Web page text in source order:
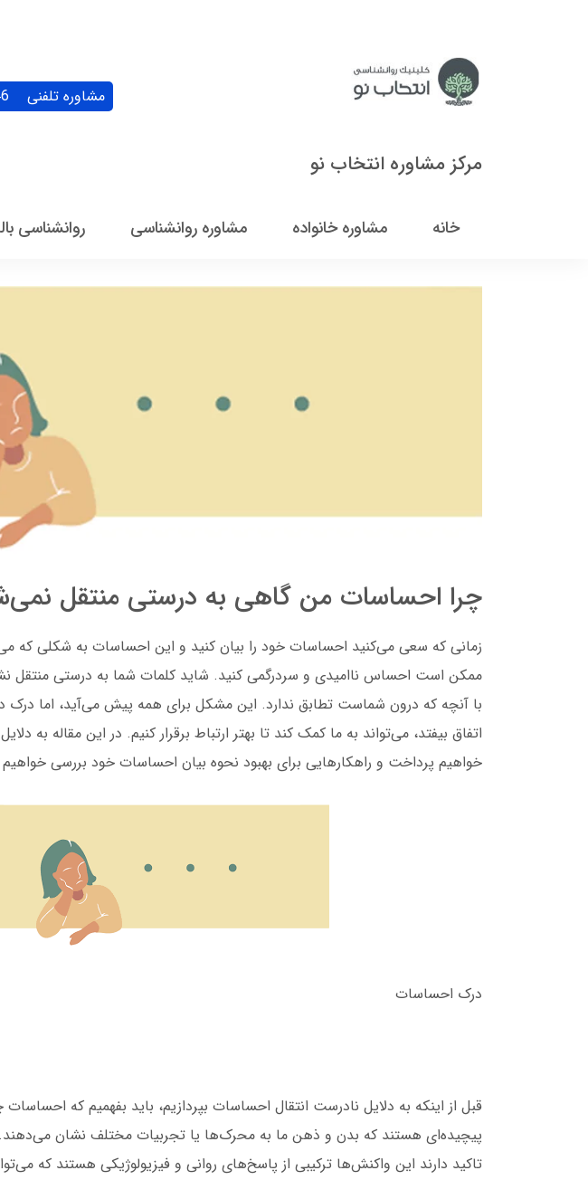
مرکز مشاوره انتخاب نو
مشاوره تلفنی
خانه مشاوره خانواده مشاوره روانشناسی روانشناسی
چرا احساسات من گاهی به درستی منتقل
زمانی که سعی می‌کنید احساسات خود را بیان کنید و این احساسات به شکلی که
ممکن است احساس ناامیدی و سردرگمی کنید. شاید کلمات شما به درستی منتقل
با آنچه که درون شماست تطابق ندارد. این مشکل برای همه پیش می‌آید، اما درک
اتفاق بیفتد، می‌تواند به ما کمک کند تا بهتر ارتباط برقرار کنیم. در این مقاله به
خواهیم پرداخت و راهکارهایی برای بهبود نحوه بیان احساسات خود بررسی
درک احساسات
قبل از اینکه به دلایل نادرست انتقال احساسات بپردازیم، باید بفهمیم که
پیچیده‌ای هستند که بدن و ذهن ما به محرک‌ها یا تجربیات مختلف نشان
تاکید دارند این واکنش‌ها ترکیبی از پاسخ‌های روانی و فیزیولوژیکی هستند که